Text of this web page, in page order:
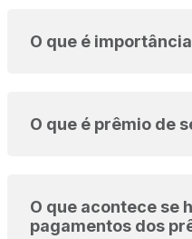
O que é
O que é prêmio de
O que acontece se
pagamentos dos